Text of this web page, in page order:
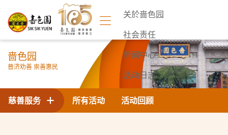
关於啬色园
社会责任
新闻中心
活动日志
联络我们
啬色园
普济劝善 崇善惠民
所有活动 活动回顾
慈善服务